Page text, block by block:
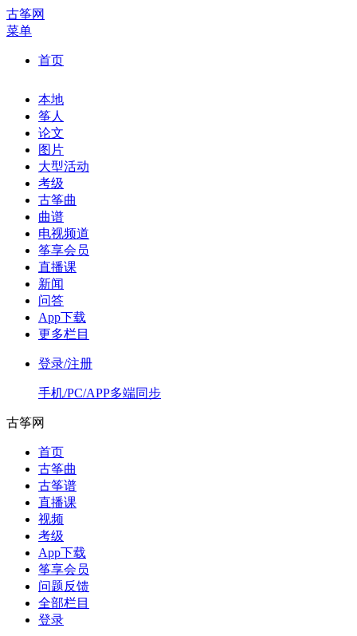
古筝网
菜单
首页
本地
筝人
论文
图片
大型活动
考级
古筝曲
曲谱
电视频道
筝享会员
直播课
新闻
问答
App下载
更多栏目
登录/注册
手机/PC/APP多端同步
古筝网
首页
古筝曲
古筝谱
直播课
视频
考级
App下载
筝享会员
问题反馈
全部栏目
登录